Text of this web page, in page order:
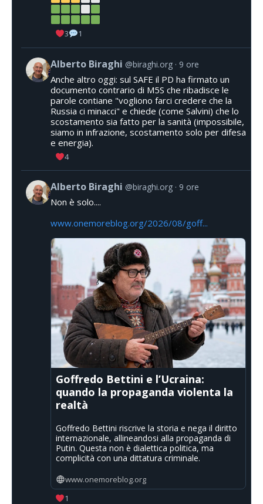
3 1
Alberto Biraghi @biraghi.org 9 ore
Anche altro oggi: sul SAFE il PD ha firmato un
documento contrario di M5S che ribadisce le
parole contiane "vogliono farci credere che la
Russia ci minacci" e chiede (come Salvini) che lo
scostamento sia fatto per la sanità (impossibile,
siamo in infrazione, scostamento solo per difesa
e energia).
4
Alberto Biraghi @biraghi.org 9 ore
Non è solo....
www.onemoreblog.org/2026/08/goff...
Goffredo Bettini e l’Ucraina:
quando la propaganda violenta la
realtà
Goffredo Bettini riscrive la storia e nega il diritto
internazionale, allineandosi alla propaganda di
Putin. Questa non è dialettica politica, ma
complicità con una dittatura criminale.
www.onemoreblog.org
1